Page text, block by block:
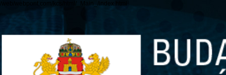
/web/webpont.com/kcs/html/_Main_/index.html